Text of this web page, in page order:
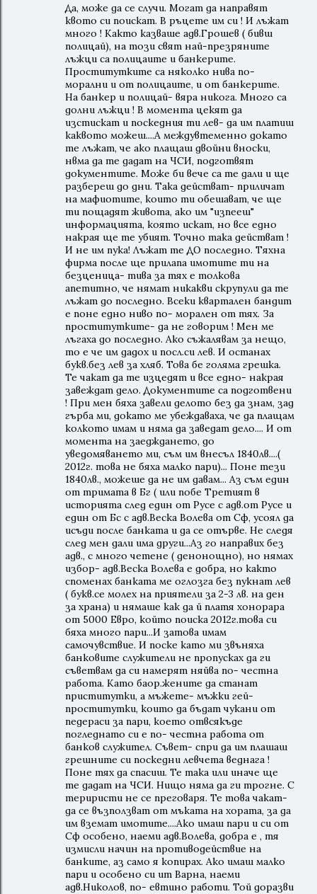
Да, може да се случи. Могат да направят
квото си поискат. В ръцете им си ! И лъжат
много ! Както казваше адв.Грошев ( бивш
полицай), на този свят най-презряните
лъжци са полицаите и банкерите.
Проститутките са няколко нива по-
морални и от полицаите, и от банкерите.
На банкер и полицай- вяра никога. Много са
долни лъжци ! В момента цекят да
изстискат и поскедния ти лев- да им платиш
каквото можеш....А междувтеменно докато
те лъжат, че ако плащаш двойни вноски,
нвма да те дадат на ЧСИ, подготвят
документите. Може би вече са те дали и ще
разбереш до дни. Така действат- приличат
на мафиотите, които ти обешават, че ще
ти пощадят живота, ако им "изпееш"
информацията, която искат, но все едно
накрая ще те убият. Точно така действат !
И не им пука! Лъжат те ДО последно. Тяхна
фирма после ще прилапа имотите ти на
безценица- тива за тях е толкова
апетитно, че нямат никакви скрупули да те
лъжат до последно. Всеки квартален бандит
е поне едно ниво по- морален от тях. За
проститутките- да не говорим ! Мен ме
лъгаха до последно. Ако съжалявам за нещо,
то е че им дадох и посл.си лев. И останах
букв.без лев за хляб. Това бе голяма грешка.
Те чакат да те изцедят и все едно- накрая
завеждат дело. Документите са подготвени
! При мен бяха завели делото без да знам, зад
гърба ми, докато ме убеждаваха, че да плащам
колкото имам и няма да заведат дело.... И от
момента на заедждането, до
уведомяването ми, съм им внесъл 1840лв....(
2012г. това не бяха малко пари)... Поне тези
1840лв., можеше да не им давам... Аз съм един
от тримата в Бг ( или побе Третият в
историята след един от Русе с адв.от Русе и
един от Бс с адв.Веска Волева от Сф, усоял да
исъди после банката и да се отърве. Не следя
след мен дали има други...Аз го направих без
адв., с много четене ( денонощно), но нямах
избор- адв.Веска Волева е добра, но както
споменах банката ме оглозга без пукнат лев
( букв.се молех на приятели за 2-3 лв. на ден
за храна) и нямаше как да й платя хонорара
от 5000 Евро, който поиска 2012г.това си
бяха много пари...И затова имам
самочувствие. И поске като ми звъняха
банковите служители не пропусках да ги
съветвам да си намерят няйва по- честна
работа. Като баор.жените да станат
приститутки, а мъжете- мъжки гей-
проститутки, които да бъдат чукани от
педераси за пари, което отвсякъде
погледнато си е по- честна работа от
банков служител. Съвет- спри да им плашаш
грешните си поскедни левчета веднага !
Поне тях да спасиш. Те така или иначе ще
те дадат на ЧСИ. Нищо няма да ги трогне. С
териристи не се преговаря. Те това чакат-
да се възползват от мъката на хората, за да
им вземат имотите....Ако имаш пари и си от
Сф особено, наеми адв.Волева, добра е , тя
измисли начин на противодействие на
банките, аз само я копирах. Ако имаш малко
пари и особено си ит Варна, наеми
адв.Николов, по- евтино работи. Той доразви